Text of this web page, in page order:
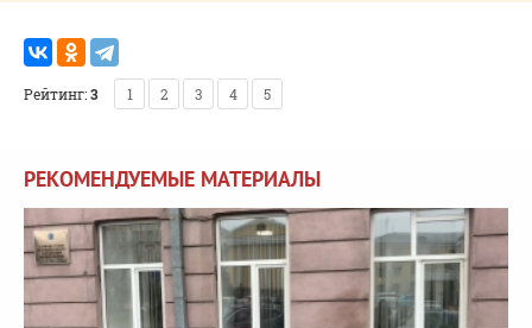
Рейтинг:3 1 2 3 4 5
РЕКОМЕНДУЕМЫЕ МАТЕРИАЛЫ